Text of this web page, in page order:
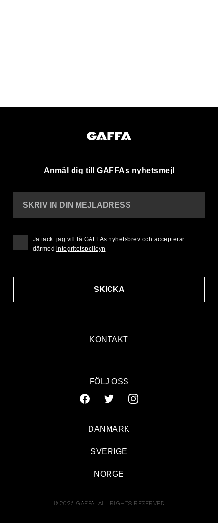
Anmäl dig till GAFFAs nyhetsmejl
KONTAKT
SKRIV IN DIN MEJLADRESS
SKICKA
Ja tack, jag vill få GAFFAs nyhetsbrev och accepterar
därmed integritetspolicyn
FÖLJ OSS
© 2026 GAFFA. ALL RIGHTS RESERVED
DANMARK
SVERIGE
NORGE